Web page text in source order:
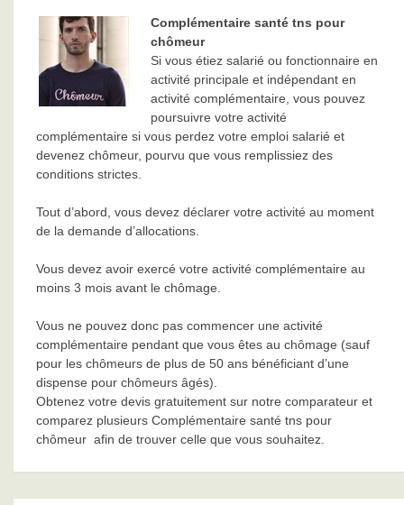
Complémentaire santé tns pour
chômeur
Si vous étiez salarié ou fonctionnaire en
activité principale et indépendant en
activité complémentaire, vous pouvez
poursuivre votre activité
complémentaire si vous perdez votre emploi salarié et
devenez chômeur, pourvu que vous remplissiez des
conditions strictes.
Tout d’abord, vous devez déclarer votre activité au moment
de la demande d’allocations.
Vous devez avoir exercé votre activité complémentaire au
moins 3 mois avant le chômage.
Vous ne pouvez donc pas commencer une activité
complémentaire pendant que vous êtes au chômage (sauf
pour les chômeurs de plus de 50 ans bénéficiant d’une
dispense pour chômeurs âgés).
Obtenez votre devis gratuitement sur notre comparateur et
comparez plusieurs Complémentaire santé tns pour
chômeur afin de trouver celle que vous souhaitez.